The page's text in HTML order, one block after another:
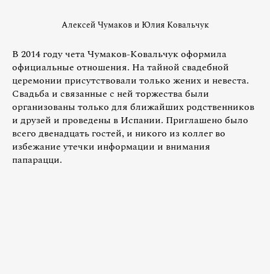
Алексей Чумаков и Юлия Ковальчук
В 2014 году чета Чумаков-Ковальчук оформила
официальные отношения. На тайной свадебной
церемонии присутствовали только жених и невеста.
Свадьба и связанные с ней торжества были
организованы только для ближайших родственников
и друзей и проведены в Испании. Приглашено было
всего двенадцать гостей, и никого из коллег во
избежание утечки информации и внимания
папарацци.